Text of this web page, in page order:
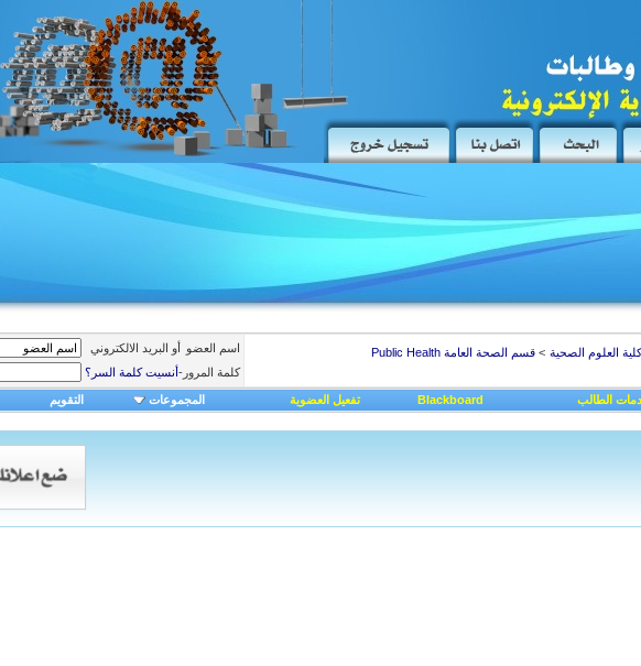
كلية العلوم الصحية >قسم الصحة العامة Public Health اسم العضو أو البريد الالكتروني
كلمة المرور-أنسيت كلمة السر؟
الطالب Blackboard تفعيل العضوية المجموعات التقويم